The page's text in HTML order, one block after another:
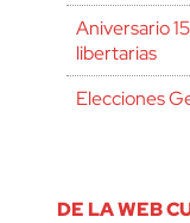
Aniversario
libertarias
Elecciones
DE LA WEB